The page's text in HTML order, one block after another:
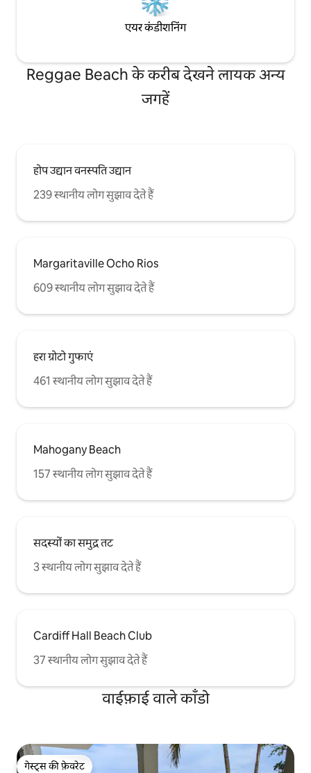
एयर कंडीशनिंग
Reggae Beach के करीब देखने लायक अन्य
जगहें
होप उद्यान वनस्पति उद्यान
239 स्थानीय लोग सुझाव देते हैं
Margaritaville Ocho Rios
609 स्थानीय लोग सुझाव देते हैं
हरा ग्रोटो गुफाएं
461 स्थानीय लोग सुझाव देते हैं
Mahogany Beach
157 स्थानीय लोग सुझाव देते हैं
सदस्यों का समुद्र तट
3 स्थानीय लोग सुझाव देते हैं
Cardiff Hall Beach Club
37 स्थानीय लोग सुझाव देते हैं
वाईफ़ाई वाले काँडो
गेस्ट्स की फ़ेवरेट